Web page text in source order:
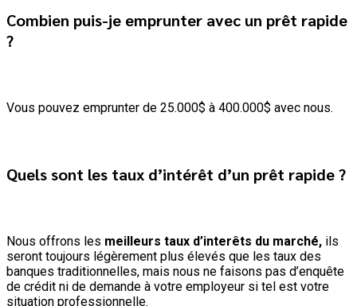
Combien puis-je emprunter avec un prêt rapide
?
Vous pouvez emprunter de 25.000$ à 400.000$ avec nous.
Quels sont les taux d’intérêt d’un prêt rapide ?
Nous offrons les meilleurs taux d’interêts du marché, ils
seront toujours légèrement plus élevés que les taux des
banques traditionnelles, mais nous ne faisons pas d’enquête
de crédit ni de demande à votre employeur si tel est votre
situation professionnelle.